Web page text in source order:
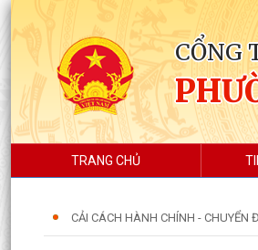
CỔNG
TRANG CHỦ
CẢI CÁCH HÀNH CHÍNH - CHUYỂN